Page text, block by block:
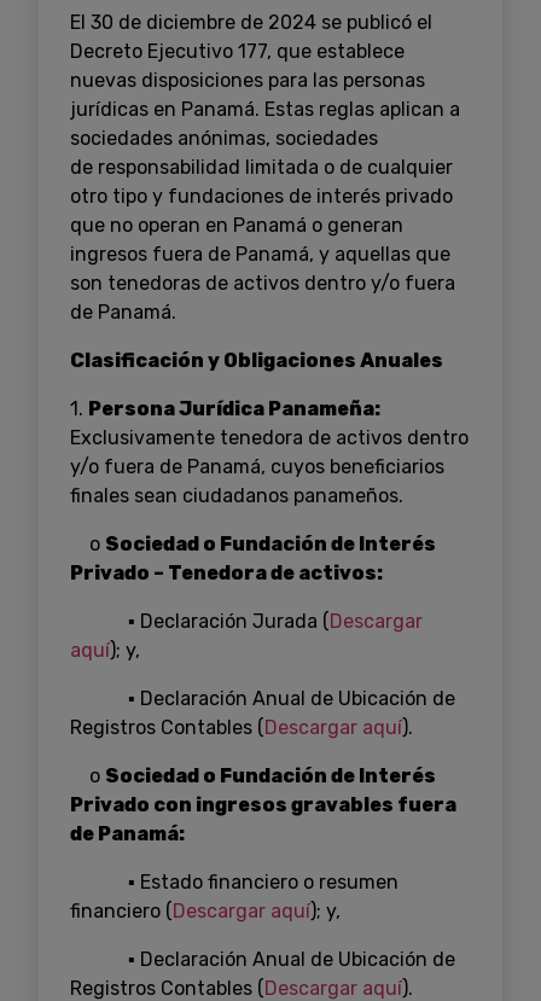
El 30 de diciembre de 2024 se publicó el
Decreto Ejecutivo 177, que establece
nuevas disposiciones para las personas
jurídicas en Panamá. Estas reglas aplican a
sociedades anónimas, sociedades
de responsabilidad limitada o de cualquier
otro tipo y fundaciones de interés privado
que no operan en Panamá o generan
ingresos fuera de Panamá, y aquellas que
son tenedoras de activos dentro y/o fuera
de Panamá.
Clasificación y Obligaciones Anuales
1. Persona Jurídica Panameña:
Exclusivamente tenedora de activos dentro
y/o fuera de Panamá, cuyos beneficiarios
finales sean ciudadanos panameños.
o Sociedad o Fundación de Interés
Privado – Tenedora de activos:
▪ Declaración Jurada (Descargar
aquí); y,
▪ Declaración Anual de Ubicación de
Registros Contables (Descargar aquí).
o Sociedad o Fundación de Interés
Privado con ingresos gravables fuera
de Panamá:
▪ Estado financiero o resumen
financiero (Descargar aquí); y,
▪ Declaración Anual de Ubicación de
Registros Contables (Descargar aquí).